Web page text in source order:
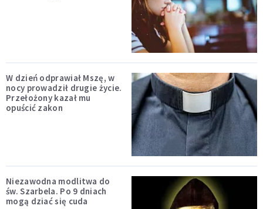
W dzień odprawiał Mszę, w
nocy prowadził drugie życie.
Przełożony kazał mu
opuścić zakon
Niezawodna modlitwa do
św. Szarbela. Po 9 dniach
mogą dziać się cuda